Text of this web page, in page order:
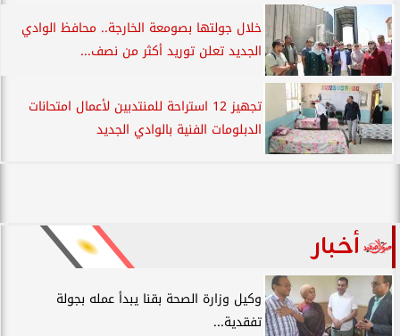
خلال جولتها بصومعة الخارجة.. محافظ الوادي
الجديد تعلن توريد أكثر من نصف...
تجهيز 12 استراحة للمنتدبين لأعمال امتحانات
الدبلومات الفنية بالوادي الجديد
أخبار
وكيل وزارة الصحة بقنا يبدأ عمله بجولة
تفقدية...